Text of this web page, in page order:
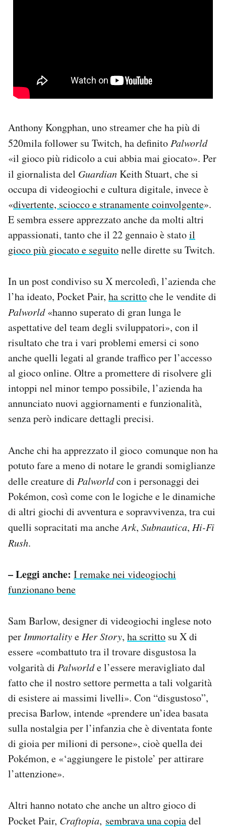
Anthony Kongphan, uno streamer che ha più di
520mila follower su Twitch, ha definito Palworld
«il gioco più ridicolo a cui abbia mai giocato». Per
il giornalista del GuardianKeith Stuart, che si
occupa di videogiochi e cultura digitale, invece è
«divertente, sciocco e stranamente coinvolgente».
E sembra essere apprezzato anche da molti altri
appassionati, tanto che il 22 gennaio è statoil
gioco più giocato e seguitonelle dirette su Twitch.
In un post condiviso su X mercoledì, l’azienda che
l’ha ideato, Pocket Pair, ha scrittoche le vendite di
Palworld«hanno superato di gran lunga le
aspettative del team degli sviluppatori», con il
risultato che tra i vari problemi emersi ci sono
anche quelli legati al grande traffico per l’accesso
al gioco online. Oltre a promettere di risolvere gli
intoppi nel minor tempo possibile, l’azienda ha
annunciato nuovi aggiornamenti e funzionalità,
senza però indicare dettagli precisi.
Anche chi ha apprezzato il gioco comunque non ha
potuto fare a meno di notare le grandi somiglianze
delle creature di Palworldcon i personaggi dei
Pokémon, così come con le logiche e le dinamiche
di altri giochi di avventura e sopravvivenza, tra cui
quelli sopracitati ma ancheArk, Subnautica, Hi-Fi
Rush.
– Leggi anche: I remake nei videogiochi
funzionano bene
Sam Barlow, designer di videogiochi inglese noto
per Immortalitye Her Story, ha scritto su X di
essere «combattuto tra il trovare disgustosa la
volgarità di Palworlde l’essere meravigliato dal
fatto che il nostro settore permetta a tali volgarità
di esistere ai massimi livelli». Con “disgustoso”,
precisa Barlow, intende «prendere un’idea basata
sulla nostalgia per l’infanzia che è diventata fonte
di gioia per milioni di persone», cioè quella dei
Pokémon, e «‘aggiungere le pistole’ per attirare
l’attenzione».
Altri hanno notato che anche un altro gioco di
Pocket Pair, Craftopia, sembrava una copiadel